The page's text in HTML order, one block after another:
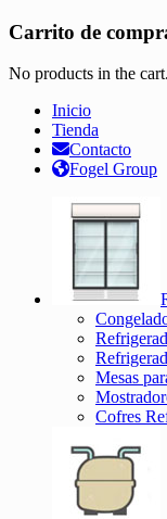
Carrito de
No products in the cart.
Inicio
Tienda
Contacto
Fogel Group
Mesas
Cofres